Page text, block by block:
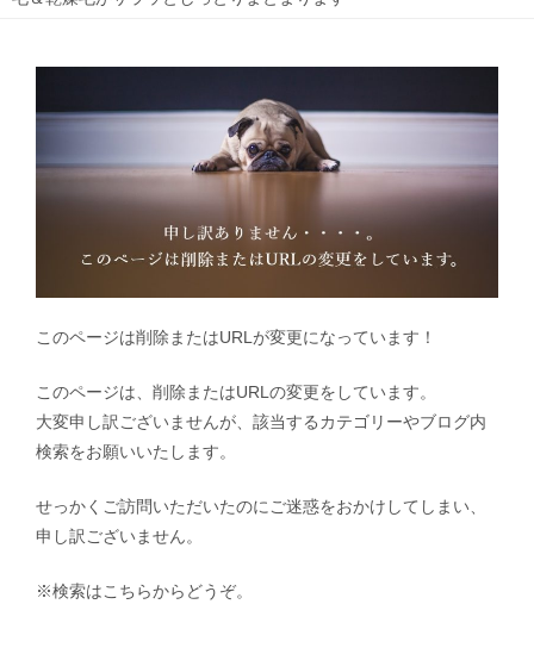
このページは削除またはURLが変更になっています！
このページは、削除またはURLの変更をしています。
大変申し訳ございませんが、該当するカテゴリーやブログ内
検索をお願いいたします。
せっかくご訪問いただいたのにご迷惑をおかけしてしまい、
申し訳ございません。
※検索はこちらからどうぞ。